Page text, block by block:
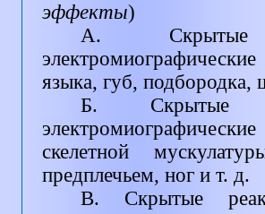
эффекты)
А. Скрытые
языка, губ, подбородка,
Б. Скрытые
скелетной
предплечьем, ног и т. д.
В. Скрытые